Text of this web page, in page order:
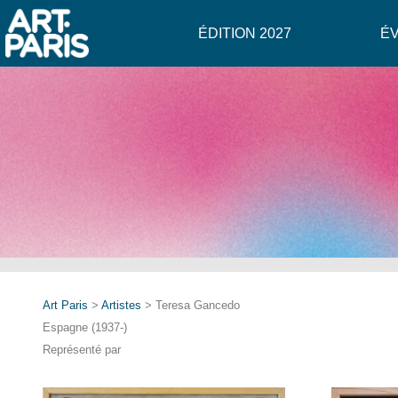
ÉDITION 2027
Art Paris > Artistes > Teresa Gancedo
Espagne (1937-)
Représenté par